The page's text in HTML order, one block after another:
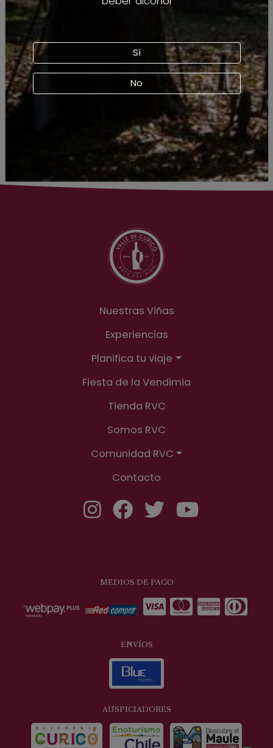
Sí
No
Nuestras Viñas
Experiencias
Planifica tu viaje
Fiesta de la Vendimia
Tienda RVC
Somos RVC
Comunidad RVC
Contacto
MEDIOS DE PAGO
ENVÍOS
AUSPICIADORES